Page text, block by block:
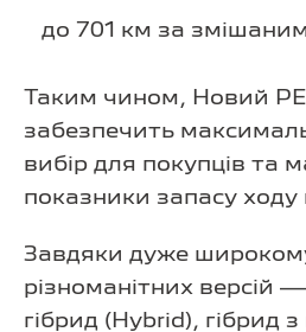
до 701 км за
Таким чином, Новий
забезпечить
вибір для покупців та
показники запасу ходу
Завдяки дуже
різноманітних версій
гібрид (Hybrid), гібрид